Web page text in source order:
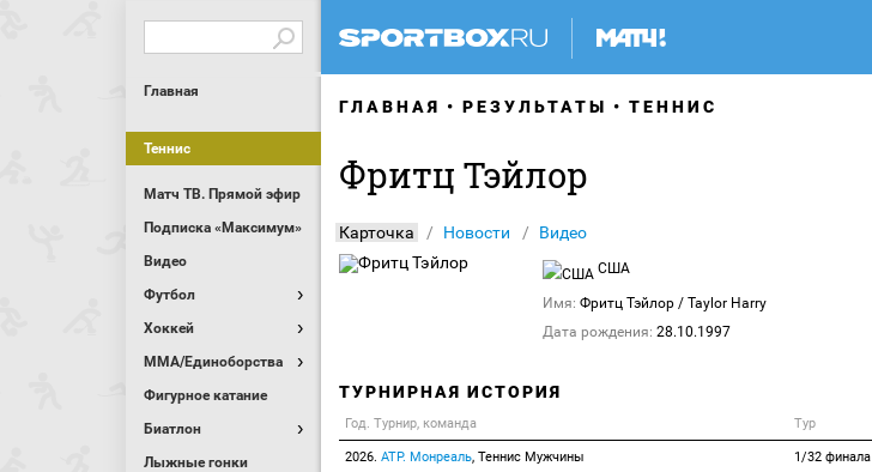
Главная
Теннис
Матч ТВ. Прямой эфир
Подписка «Максимум»
Видео
Футбол
Хоккей
MMA/Единоборства
Фигурное катание
Биатлон
Лыжные гонки
ГЛАВНАЯ РЕЗУЛЬТАТЫ ТЕННИС
Фритц Тэйлор
Карточка Новости Видео
США
Имя: Фритц Тэйлор / Taylor Harry
Дата рождения: 28.10.1997
ТУРНИРНАЯ ИСТОРИЯ
Год. Турнир, команда Тур
2026. ATP. Монреаль, Теннис Мужчины 1/32 финала